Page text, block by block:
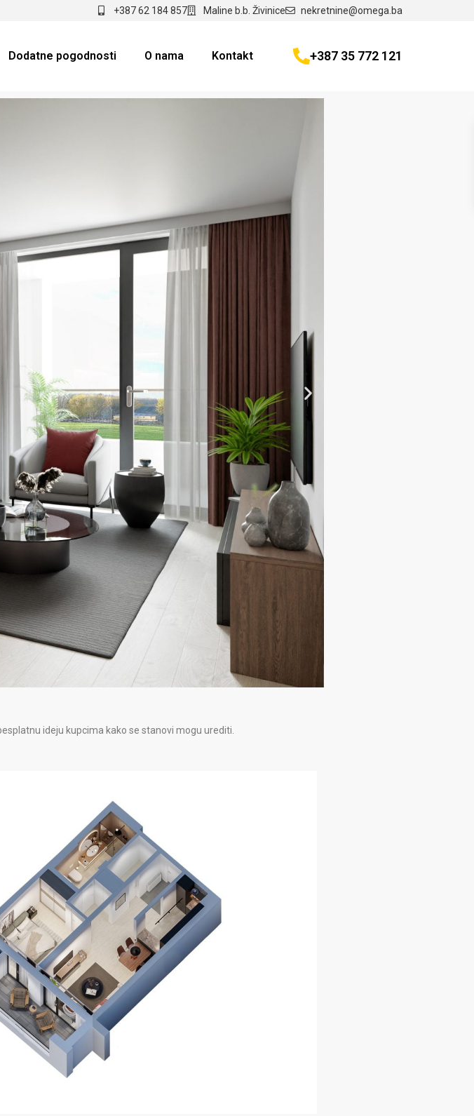
+387 62 184 857 Maline b.b. Živinice nekretnine@omega.ba
Dodatne pogodnosti O nama Kontakt +387 35 772 121
ideju kupcima kako se stanovi mogu urediti.